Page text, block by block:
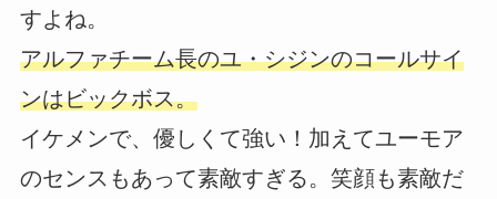
すよね。
アルファチーム長のユ・シジンのコールサイ
ンはビックボス。
イケメンで、優しくて強い！加えてユーモア
のセンスもあって素敵すぎる。笑顔も素敵だ